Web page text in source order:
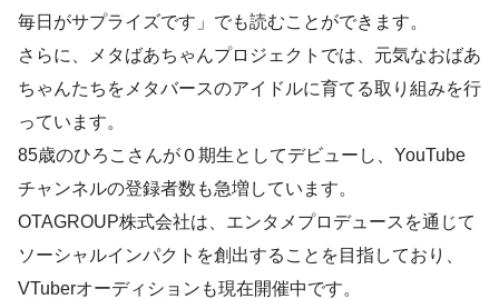
毎日がサプライズです」でも読むことができます。
さらに、メタばあちゃんプロジェクトでは、元気なおばあ
ちゃんたちをメタバースのアイドルに育てる取り組みを行
っています。
85歳のひろこさんが０期生としてデビューし、YouTube
チャンネルの登録者数も急増しています。
OTAGROUP株式会社は、エンタメプロデュースを通じて
ソーシャルインパクトを創出することを目指しており、
VTuberオーディションも現在開催中です。